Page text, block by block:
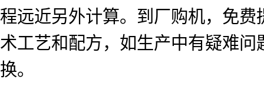
程远近另外计算。到厂购机，免
术工艺和配方，如生产中有疑难
换。